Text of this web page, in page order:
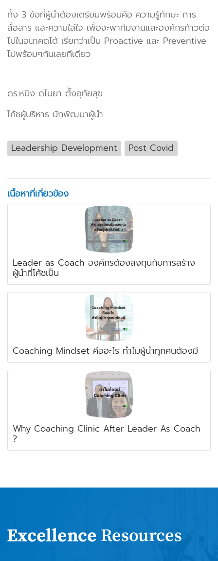
ทั้ง 3 ข้อที่ผู้นำต้องเตรียมพร้อมคือ ความรู้ทักษะ การ
สื่อสาร และความใส่ใจ เพื่อจะพาทีมงานและองค์กรก้าวต่อ
ไปในอนาคตได้ เรียกว่าเป็น Proactive และ Preventive
ไปพร้อมๆกันเลยทีเดียว
ดร.หนิง ดไนยา ต้ังอุทัยสุข
โค้ชผู้บริหาร นักพัฒนาผู้นำ
Leadership Development Post Covid
เนื้อหาที่เกี่ยวข้อง
Leader as Coach องค์กรต้องลงทุนกับการสร้าง
ผู้นำที่โค้ชเป็น
Coaching Mindset คืออะไร ทำไมผู้นำทุกคนต้องมี
Why Coaching Clinic After Leader As Coach
?